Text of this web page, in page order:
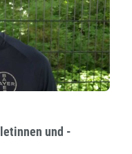
und -